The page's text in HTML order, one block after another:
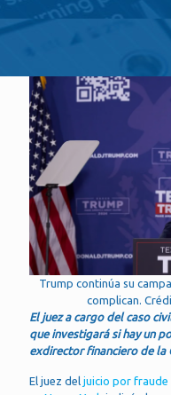
Trump continúa su
complican.
El juez a cargo del caso
que investigará si hay un
exdirector financiero de la
El juez del juicio por fraude